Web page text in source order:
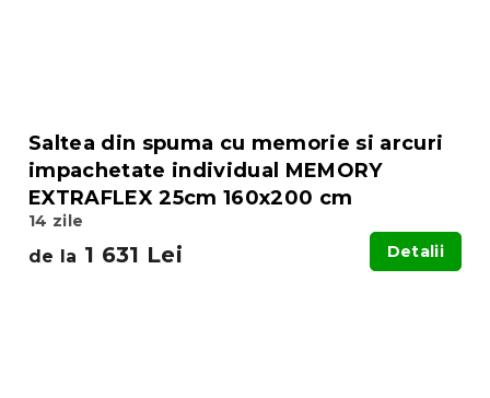
Saltea din spuma cu memorie si arcuri
impachetate individual MEMORY
EXTRAFLEX 25cm 160x200 cm
14 zile
de la 1 631 Lei Detalii